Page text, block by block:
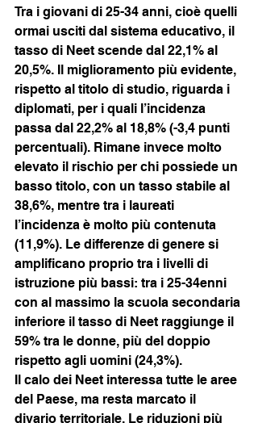
Tra i giovani di 25-34 anni, cioè quelli
ormai usciti dal sistema educativo, il
tasso di Neet scende dal 22,1% al
20,5%. Il miglioramento più evidente,
rispetto al titolo di studio, riguarda i
diplomati, per i quali l’incidenza
passa dal 22,2% al 18,8% (-3,4 punti
percentuali). Rimane invece molto
elevato il rischio per chi possiede un
basso titolo, con un tasso stabile al
38,6%, mentre tra i laureati
l’incidenza è molto più contenuta
(11,9%). Le differenze di genere si
amplificano proprio tra i livelli di
istruzione più bassi: tra i 25-34enni
con al massimo la scuola secondaria
inferiore il tasso di Neet raggiunge il
59% tra le donne, più del doppio
rispetto agli uomini (24,3%).
Il calo dei Neet interessa tutte le aree
del Paese, ma resta marcato il
divario territoriale. Le riduzioni più